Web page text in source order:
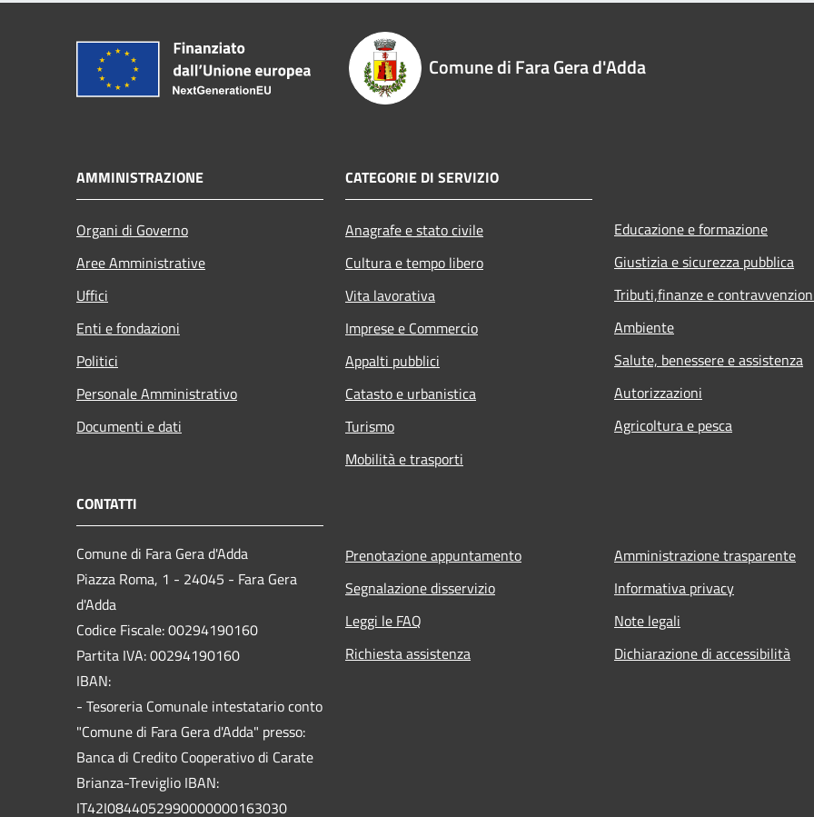
Comune di Fara Gera d'Adda
AMMINISTRAZIONE
Organi di Governo
Aree Amministrative
Uffici
Enti e fondazioni
Politici
Personale Amministrativo
Documenti e dati
CATEGORIE DI SERVIZIO
Anagrafe e stato civile
Cultura e tempo libero
Vita lavorativa
Imprese e Commercio
Appalti pubblici
Catasto e urbanistica
Turismo
Mobilità e trasporti
Educazione e formazione
Giustizia e sicurezza pubblica
Tributi,finanze e
Ambiente
Salute, benessere e assistenza
Autorizzazioni
Agricoltura e pesca
CONTATTI
Comune di Fara Gera d'Adda
Piazza Roma, 1 - 24045 - Fara Gera
d'Adda
Codice Fiscale: 00294190160
Partita IVA: 00294190160
IBAN:
- Tesoreria Comunale intestatario conto
"Comune di Fara Gera d'Adda" presso:
Banca di Credito Cooperativo di Carate
Brianza-Treviglio IBAN:
IT42I0844052990000000163030
Prenotazione appuntamento
Segnalazione disservizio
Leggi le FAQ
Richiesta assistenza
Amministrazione trasparente
Informativa privacy
Note legali
Dichiarazione di accessibilità